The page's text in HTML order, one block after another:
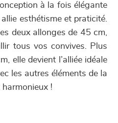
à la fois élégante
esthétisme et praticité.
deux allonges de 45 cm,
tous vos convives. Plus
elle devient l’alliée idéale
les autres éléments de la
!